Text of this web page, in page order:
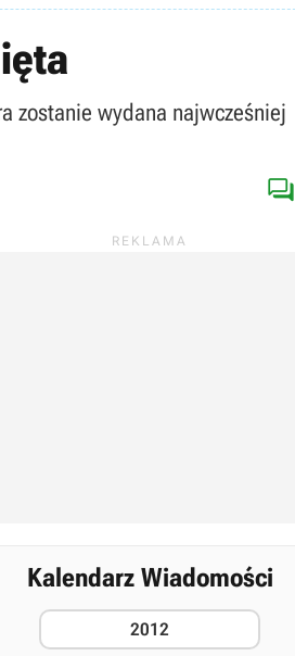
zostanie wydana najwcześniej

Kalendarz Wiadomości
2012